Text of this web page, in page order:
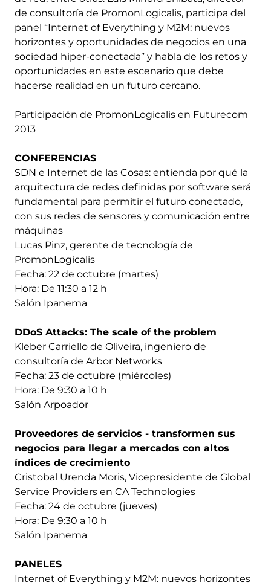
de consultoría de PromonLogicalis, participa del
panel “Internet of Everything y M2M: nuevos
horizontes y oportunidades de negocios en una
sociedad hiper-conectada” y habla de los retos y
oportunidades en este escenario que debe
hacerse realidad en un futuro cercano.
Participación de PromonLogicalis en Futurecom
2013
CONFERENCIAS
SDN e Internet de las Cosas: entienda por qué la
arquitectura de redes definidas por software será
fundamental para permitir el futuro conectado,
con sus redes de sensores y comunicación entre
máquinas
Lucas Pinz, gerente de tecnología de
PromonLogicalis
Fecha: 22 de octubre (martes)
Hora: De 11:30 a 12 h
Salón Ipanema
DDoS Attacks: The scale of the problem
Kleber Carriello de Oliveira, ingeniero de
consultoría de Arbor Networks
Fecha: 23 de octubre (miércoles)
Hora: De 9:30 a 10 h
Salón Arpoador
Proveedores de servicios - transformen sus
negocios para llegar a mercados con altos
índices de crecimiento
Cristobal Urenda Moris, Vicepresidente de Global
Service Providers en CA Technologies
Fecha: 24 de octubre (jueves)
Hora: De 9:30 a 10 h
Salón Ipanema
PANELES
Internet of Everything y M2M: nuevos horizontes